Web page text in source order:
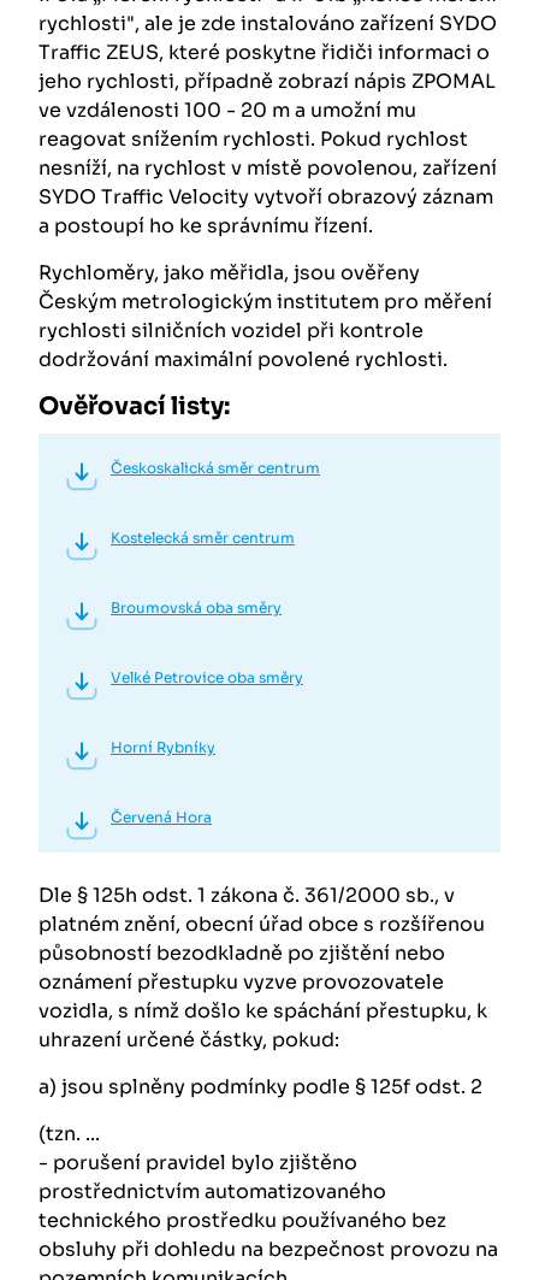
rychlosti", ale je zde instalováno zařízení SYDO
Traffic ZEUS, které poskytne řidiči informaci o
jeho rychlosti, případně zobrazí nápis ZPOMAL
ve vzdálenosti 100 - 20 m a umožní mu
reagovat snížením rychlosti. Pokud rychlost
nesníží, na rychlost v místě povolenou, zařízení
SYDO Traffic Velocity vytvoří obrazový záznam
a postoupí ho ke správnímu řízení.
Rychloměry, jako měřidla, jsou ověřeny
Českým metrologickým institutem pro měření
rychlosti silničních vozidel při kontrole
dodržování maximální povolené rychlosti.
Ověřovací listy:
Českoskalická směr centrum
Kostelecká směr centrum
Broumovská oba směry
Velké Petrovice oba směry
Horní Rybníky
Červená Hora
Dle § 125h odst. 1 zákona č. 361/2000 sb., v
platném znění, obecní úřad obce s rozšířenou
působností bezodkladně po zjištění nebo
oznámení přestupku vyzve provozovatele
vozidla, s nímž došlo ke spáchání přestupku, k
uhrazení určené částky, pokud:
a) jsou splněny podmínky podle § 125f odst. 2
(tzn. ...
- porušení pravidel bylo zjištěno
prostřednictvím automatizovaného
technického prostředku používaného bez
obsluhy při dohledu na bezpečnost provozu na